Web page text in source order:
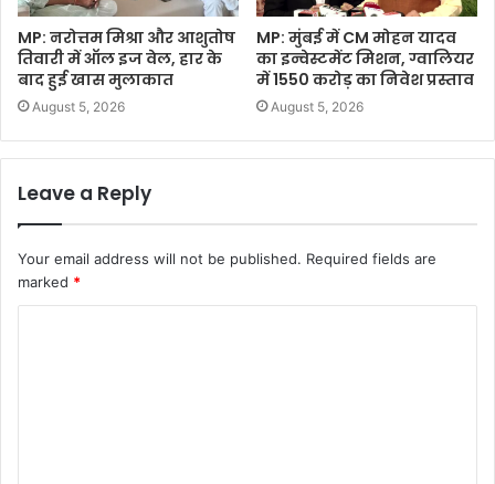
MP: नरोत्तम मिश्रा और आशुतोष
तिवारी में ऑल इज वेल, हार के
बाद हुई खास मुलाकात
August 5, 2026
MP: मुंबई में CM मोहन यादव
का इन्वेस्टमेंट मिशन, ग्वालियर
में 1550 करोड़ का निवेश प्रस्ताव
August 5, 2026
Leave a Reply
Your email address will not be published. Required fields are
marked *